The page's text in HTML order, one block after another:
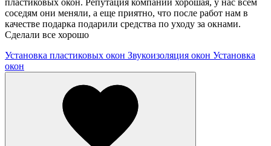
соседям они меняли, а еще приятно, что после работ нам в
качестве подарка подарили средства по уходу за окнами.
Сделали все хорошо
Установка пластиковых окон Звукоизоляция окон Установка
окон